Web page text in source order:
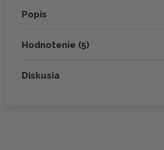
Popis
Hodnotenie (5)
Diskusia